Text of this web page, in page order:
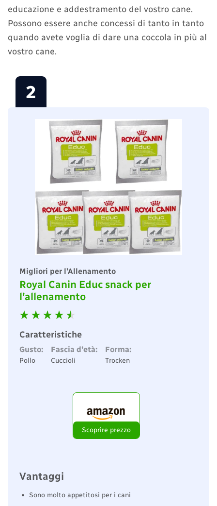
educazione e addestramento del vostro cane.
Possono essere anche concessi di tanto in tanto
quando avete voglia di dare una coccola in più al
vostro cane.
2
Migliori per l’Allenamento
Royal Canin Educ snack per
l’allenamento
Caratteristiche
Gusto:
Pollo
Fascia d’età:
Cuccioli
Forma:
Trocken
Scoprire prezzo
Vantaggi
Sono molto appetitosi per i cani